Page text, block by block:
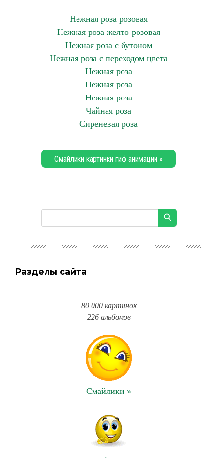
Нежная роза розовая
Нежная роза желто-розовая
Нежная роза с бутоном
Нежная роза с переходом цвета
Нежная роза
Нежная роза
Нежная роза
Чайная роза
Сиреневая роза
Смайлики картинки гиф анимации »
Разделы сайта
80 000 картинок
226 альбомов
Смайлики »